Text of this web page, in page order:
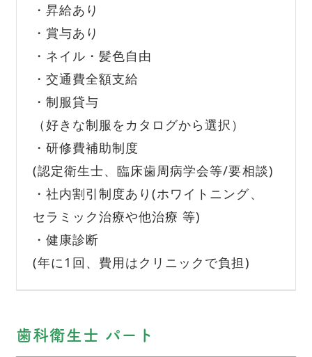
・昇給あり
・賞与あり
・ネイル・髪色自由
・交通費全額支給
・制服貸与
（好きな制服をカタログから選択）
・研修費補助制度
(認定衛生士、臨床歯周病学会等/要相談)
・社内割引制度あり(ホワイトニング、
セラミック治療や他治療 等)
・健康診断
(年に1回、費用はクリニックで負担)
歯科衛生士 パート